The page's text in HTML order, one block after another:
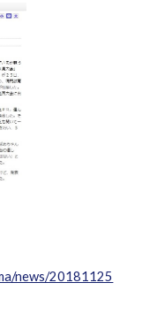
news/20181125